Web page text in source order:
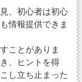
、初心者は初心
情報提供できま
ことがありま
、ヒントを得
し立ち止まった